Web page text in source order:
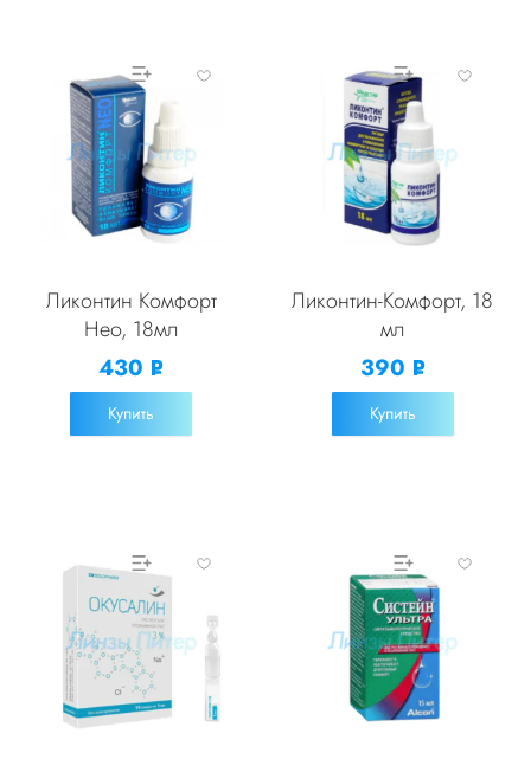
Ликонтин Комфорт
Нео, 18мл
430 Р
УБ.
Купить
Ликонтин-Комфорт, 18
мл
390 Р
УБ.
Купить